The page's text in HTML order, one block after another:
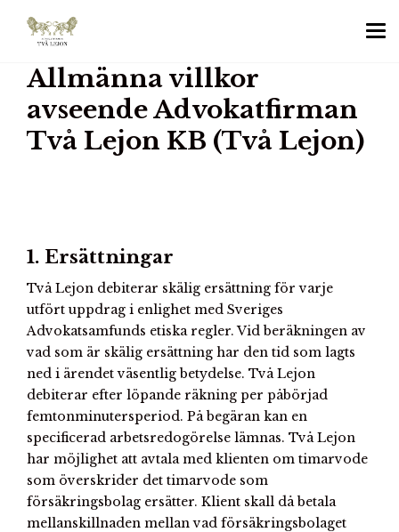
Allmänna villkor
avseende Advokatfirman
Två Lejon KB (Två Lejon)
1. Ersättningar
Två Lejon debiterar skälig ersättning för varje
utfört uppdrag i enlighet med Sveriges
Advokatsamfunds etiska regler. Vid beräkningen av
vad som är skälig ersättning har den tid som lagts
ned i ärendet väsentlig betydelse. Två Lejon
debiterar efter löpande räkning per påbörjad
femtonminutersperiod. På begäran kan en
specificerad arbetsredogörelse lämnas. Två Lejon
har möjlighet att avtala med klienten om timarvode
som överskrider det timarvode som
försäkringsbolag ersätter. Klient skall då betala
mellanskillnaden mellan vad försäkringsbolaget